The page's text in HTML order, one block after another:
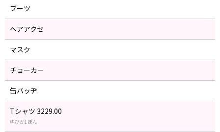
ブーツ
ヘアアクセ
マスク
チョーカー
缶バッヂ
Tシャツ 3229.00
ゆびが1ぽん